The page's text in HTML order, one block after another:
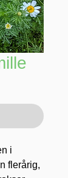
i
flerårig,